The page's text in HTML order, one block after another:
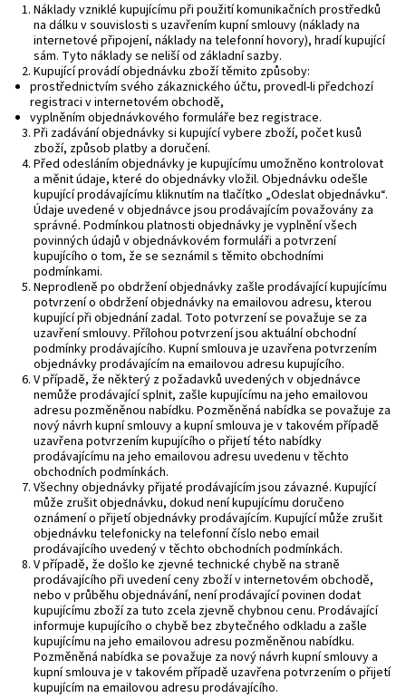
Náklady vzniklé kupujícímu při použití komunikačních prostředků
na dálku v souvislosti s uzavřením kupní smlouvy (náklady na
internetové připojení, náklady na telefonní hovory), hradí kupující
sám. Tyto náklady se neliší od základní sazby.
Kupující provádí objednávku zboží těmito způsoby:
prostřednictvím svého zákaznického účtu, provedl-li předchozí
registraci v internetovém obchodě,
vyplněním objednávkového formuláře bez registrace.
Při zadávání objednávky si kupující vybere zboží, počet kusů
zboží, způsob platby a doručení.
Před odesláním objednávky je kupujícímu umožněno kontrolovat
a měnit údaje, které do objednávky vložil. Objednávku odešle
kupující prodávajícímu kliknutím na tlačítko „Odeslat objednávku“.
Údaje uvedené v objednávce jsou prodávajícím považovány za
správné. Podmínkou platnosti objednávky je vyplnění všech
povinných údajů v objednávkovém formuláři a potvrzení
kupujícího o tom, že se seznámil s těmito obchodními
podmínkami.
Neprodleně po obdržení objednávky zašle prodávající kupujícímu
potvrzení o obdržení objednávky na emailovou adresu, kterou
kupující při objednání zadal. Toto potvrzení se považuje se za
uzavření smlouvy. Přílohou potvrzení jsou aktuální obchodní
podmínky prodávajícího. Kupní smlouva je uzavřena potvrzením
objednávky prodávajícím na emailovou adresu kupujícího.
V případě, že některý z požadavků uvedených v objednávce
nemůže prodávající splnit, zašle kupujícímu na jeho emailovou
adresu pozměněnou nabídku. Pozměněná nabídka se považuje za
nový návrh kupní smlouvy a kupní smlouva je v takovém případě
uzavřena potvrzením kupujícího o přijetí této nabídky
prodávajícímu na jeho emailovou adresu uvedenu v těchto
obchodních podmínkách.
Všechny objednávky přijaté prodávajícím jsou závazné. Kupující
může zrušit objednávku, dokud není kupujícímu doručeno
oznámení o přijetí objednávky prodávajícím. Kupující může zrušit
objednávku telefonicky na telefonní číslo nebo email
prodávajícího uvedený v těchto obchodních podmínkách.
V případě, že došlo ke zjevné technické chybě na straně
prodávajícího při uvedení ceny zboží v internetovém obchodě,
nebo v průběhu objednávání, není prodávající povinen dodat
kupujícímu zboží za tuto zcela zjevně chybnou cenu. Prodávající
informuje kupujícího o chybě bez zbytečného odkladu a zašle
kupujícímu na jeho emailovou adresu pozměněnou nabídku.
Pozměněná nabídka se považuje za nový návrh kupní smlouvy a
kupní smlouva je v takovém případě uzavřena potvrzením o přijetí
kupujícím na emailovou adresu prodávajícího.